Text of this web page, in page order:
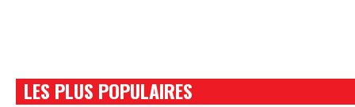
LES PLUS POPULAIRES